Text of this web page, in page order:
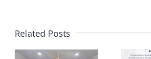
Related Posts